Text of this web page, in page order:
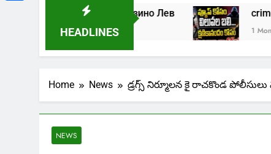
HEADLINES
Играть в онлайн казино Лев
1 Month Ago
Home News డ్రగ్స్ నిర్మూలన కై రాచకొండ పోలీసులు
NEWS